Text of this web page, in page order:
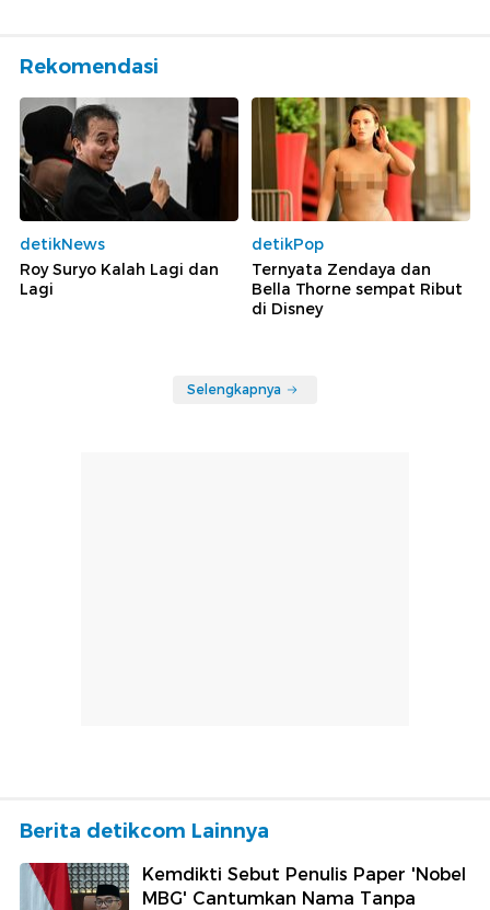
Rekomendasi
detikNews
Roy Suryo Kalah Lagi dan
Lagi
detikPop
Ternyata Zendaya dan
Bella Thorne sempat Ribut
di Disney
Selengkapnya
Berita detikcom Lainnya
Kemdikti Sebut Penulis Paper 'Nobel
MBG' Cantumkan Nama Tanpa